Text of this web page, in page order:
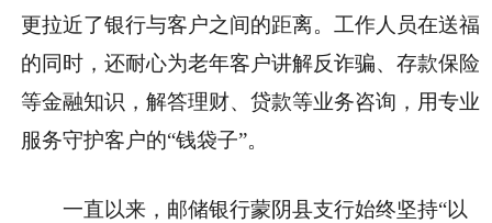
更拉近了银行与客户之间的距离。工作人员在送福
的同时，还耐心为老年客户讲解反诈骗、存款保险
等金融知识，解答理财、贷款等业务咨询，用专业
服务守护客户的“钱袋子”。
一直以来，邮储银行蒙阴县支行始终坚持“以